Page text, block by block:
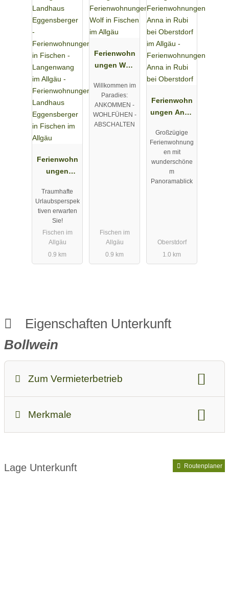
Ferienwohn
ungen
Eggensberg
er in
Fischen im
Allgäu
Traumhafte
Urlaubsperspek
tiven erwarten
Sie!
Fischen im
Allgäu
0.9 km
Ferienwohn
ungen Wolf
im Allgäu
Willkommen im
Paradies:
ANKOMMEN -
WOHLFÜHEN -
ABSCHALTEN
Fischen im
Allgäu
0.9 km
Ferienwohn
ungen Anna
Oberstdorf
Großzügige
Ferienwohnung
en mit
wunderschöne
m
Panoramablick
Oberstdorf
1.0 km
Eigenschaften Unterkunft
Bollwein
Zum Vermieterbetrieb
Merkmale
Allgäuferien auf dem Bauernhof
Lage Unterkunft Routenplaner